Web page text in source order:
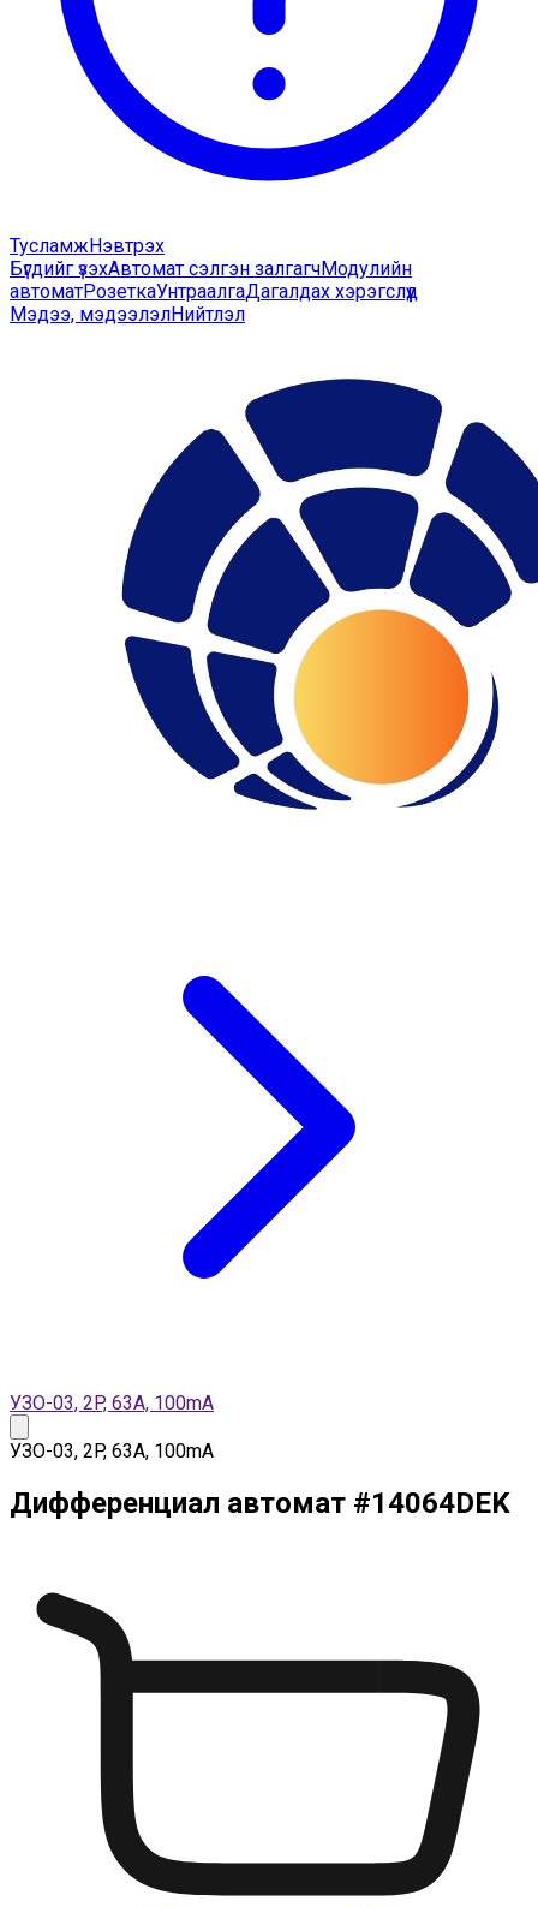
Тусламж Нэвтрэх
Бүгдийг үзэхАвтомат сэлгэн залгагчМодулийн
автоматРозеткаУнтраалгаДагалдах хэрэгслүүд
Мэдээ, мэдээлэлНийтлэл
УЗО-03, 2P, 63A, 100mA
УЗО-03, 2P, 63A, 100mA
Дифференциал автомат #14064DEK